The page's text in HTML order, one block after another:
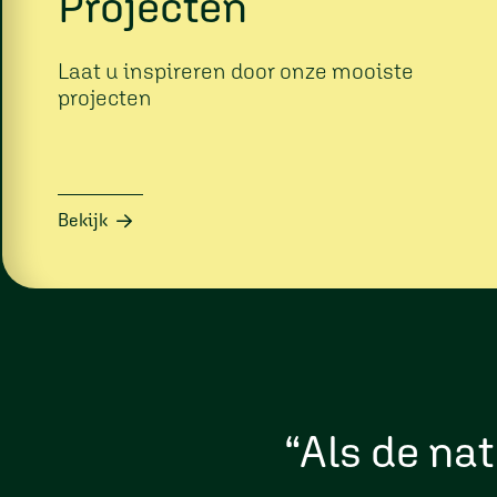
Laat u inspireren door onze mooiste
projecten
Bekijk
“Als de